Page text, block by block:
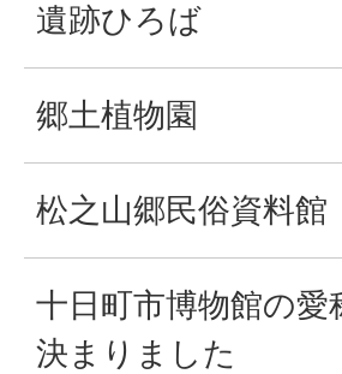
遺跡ひろば
郷土植物園
松之山郷民俗資料館
十日町市博物館の
決まりました